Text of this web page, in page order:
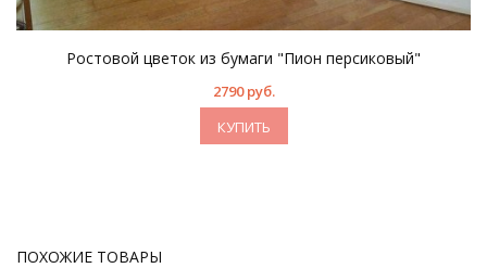
Ростовой цветок из бумаги "Пион персиковый"
2790 руб.
КУПИТЬ
ПОХОЖИЕ ТОВАРЫ